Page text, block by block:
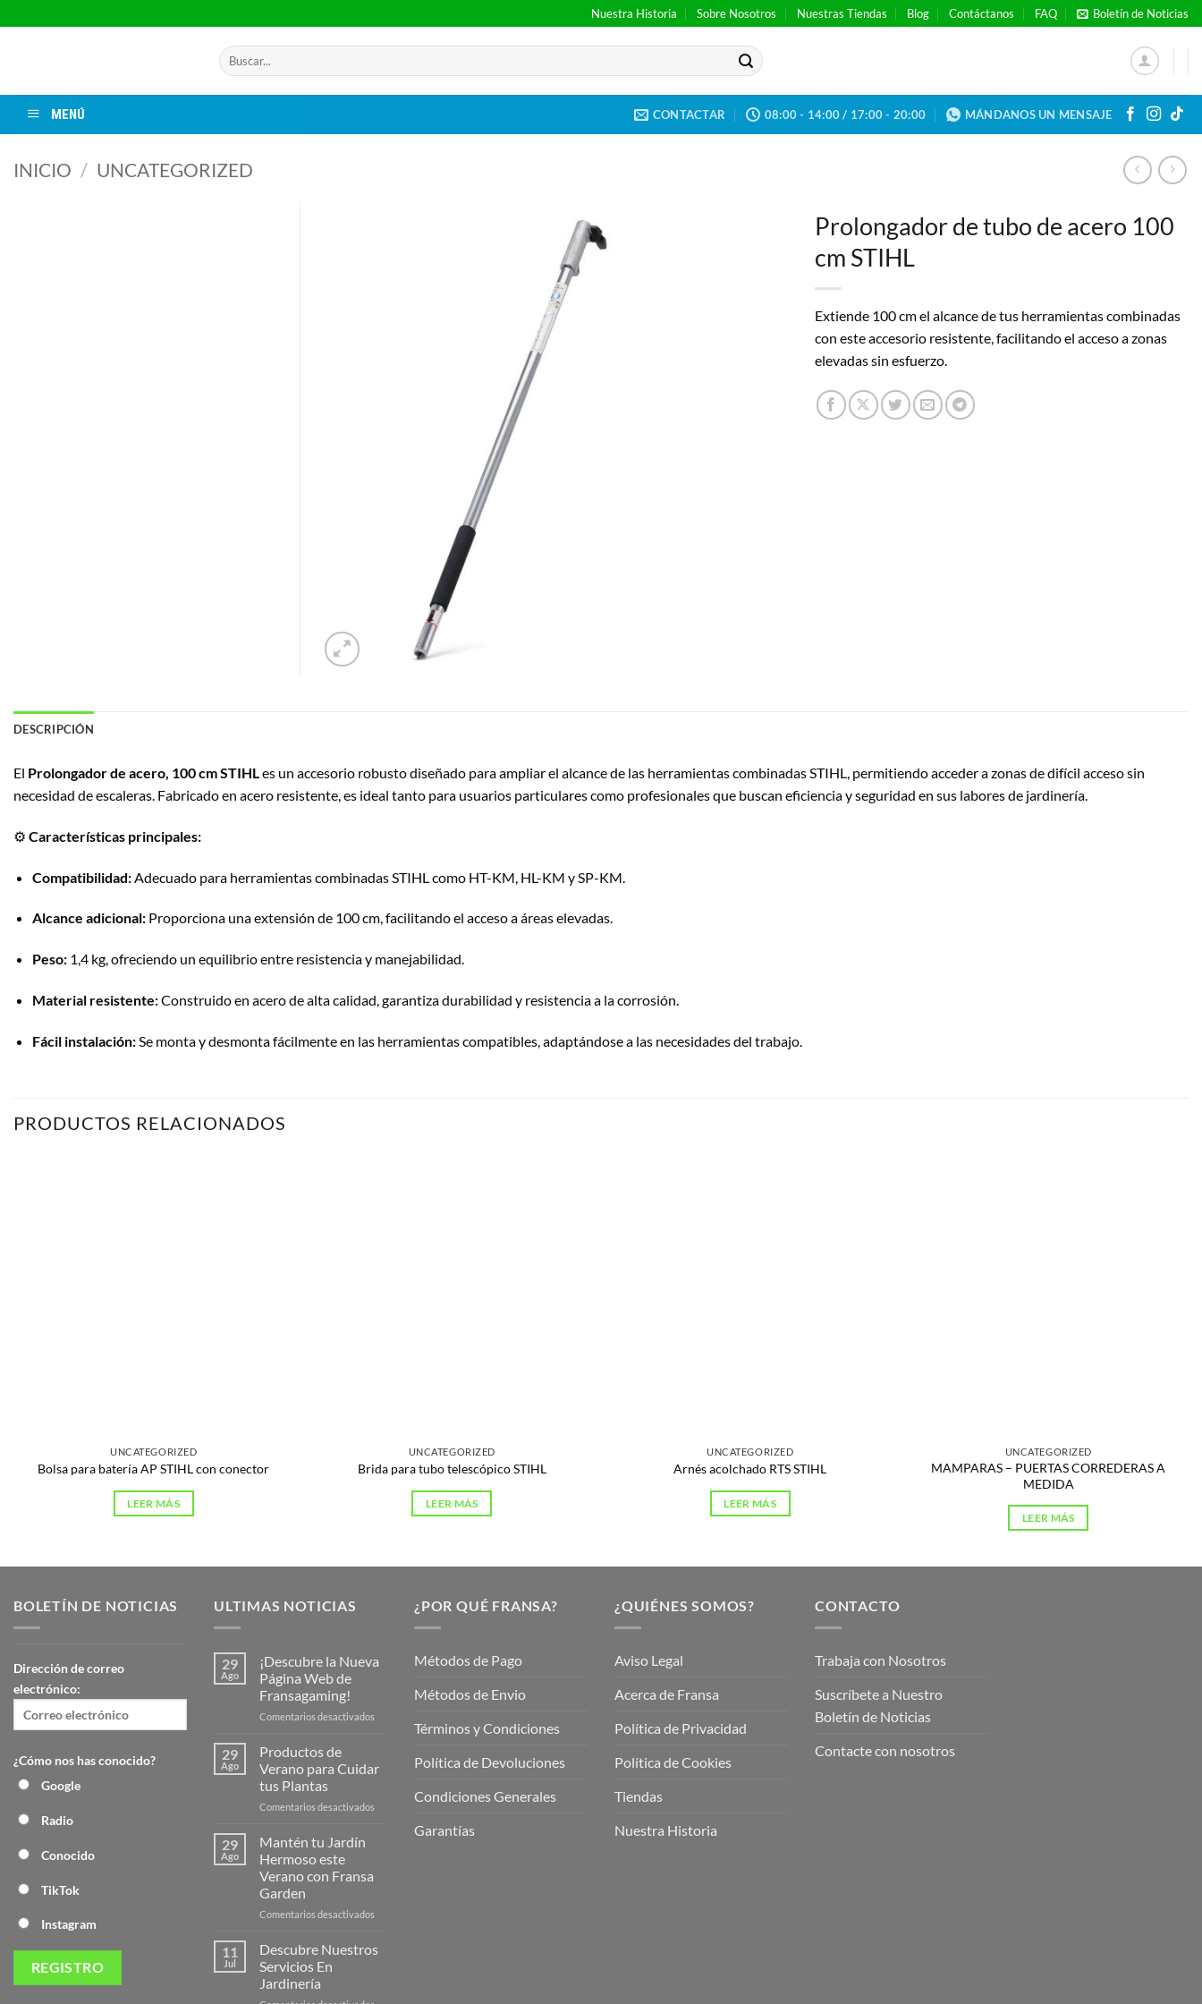
al
Nuestra Historia Sobre Nosotros Nuestras Tiendas Blog Contáctanos FAQ Boletín de Noticias
Buscar
por:
MENÚ CONTACTAR 08:00 - 14:00 / 17:00 - 20:00 MÁNDANOS UN MENSAJE
INICIO / UNCATEGORIZED
Prolongador de tubo de acero 100
cm STIHL
Extiende 100 cm el alcance de tus herramientas combinadas
con este accesorio resistente, facilitando el acceso a zonas
elevadas sin esfuerzo.
DESCRIPCIÓN
El Prolongador de acero, 100 cm STIHLes un accesorio robusto diseñado para ampliar el alcance de las herramientas combinadas STIHL, permitiendo acceder a zonas de difícil acceso sin
necesidad de escaleras. Fabricado en acero resistente, es ideal tanto para usuarios particulares como profesionales que buscan eficiencia y seguridad en sus labores de jardinería.
⚙️ Características principales:
Compatibilidad: Adecuado para herramientas combinadas STIHL como HT-KM, HL-KM y SP-KM.
Alcance adicional: Proporciona una extensión de 100 cm, facilitando el acceso a áreas elevadas.
Peso: 1,4 kg, ofreciendo un equilibrio entre resistencia y manejabilidad.
Material resistente:Construido en acero de alta calidad, garantiza durabilidad y resistencia a la corrosión.
Fácil instalación: Se monta y desmonta fácilmente en las herramientas compatibles, adaptándose a las necesidades del trabajo.
PRODUCTOS RELACIONADOS
UNCATEGORIZED
Bolsa para batería AP STIHL con conector
LEER MÁS
UNCATEGORIZED
Brida para tubo telescópico STIHL
LEER MÁS
UNCATEGORIZED
Arnés acolchado RTS STIHL
LEER MÁS
UNCATEGORIZED
MAMPARAS – PUERTAS CORREDERAS A
MEDIDA
LEER MÁS
BOLETÍN DE NOTICIAS
Dirección de correo
electrónico:
¿Cómo nos has conocido?
Google
Radio
Conocido
TikTok
Instagram
ULTIMAS NOTICIAS
29
Ago
¡Descubre la Nueva
Página Web de
Fransagaming!
Comentarios desactivados
Página
29
Ago
Productos de
Verano para Cuidar
tus Plantas
Comentarios desactivados
29
Ago
Mantén tu Jardín
Hermoso este
Verano con Fransa
Garden
Comentarios desactivados
Jardín
11
Jul
Descubre Nuestros
Servicios En
Jardinería
¿POR QUÉ FRANSA?
Métodos de Pago
Métodos de Envio
Términos y Condiciones
Política de Devoluciones
Condiciones Generales
Garantías
¿QUIÉNES SOMOS?
Aviso Legal
Acerca de Fransa
Política de Privacidad
Política de Cookies
Tiendas
Nuestra Historia
CONTACTO
Trabaja con Nosotros
Suscríbete a Nuestro
Boletín de Noticias
Contacte con nosotros